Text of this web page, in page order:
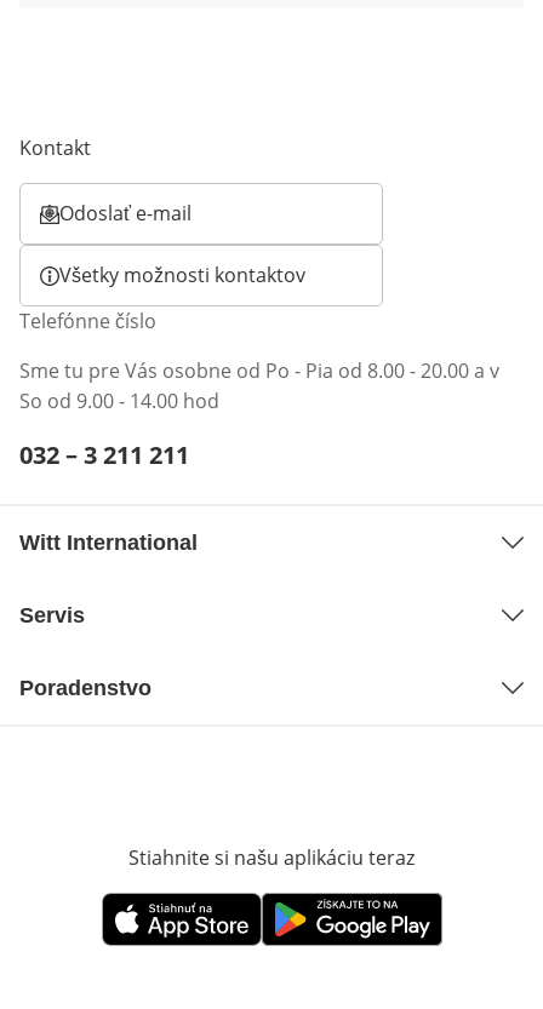
Kontakt
Odoslať e-mail
Otvorí e-mailového klienta
Všetky možnosti kontaktov
Telefónne číslo
Sme tu pre Vás osobne od Po - Pia od 8.00 - 20.00 a v
So od 9.00 - 14.00 hod
Telefónne číslo:
032 – 3 211 211
Witt International
Servis
Poradenstvo
Stiahnite si našu aplikáciu teraz
Otvorí sa vnovom okneOtvorí sa vnovom okne